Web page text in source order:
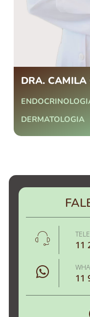
DRA. CAMILA
DERMATOLOGIA
11
11